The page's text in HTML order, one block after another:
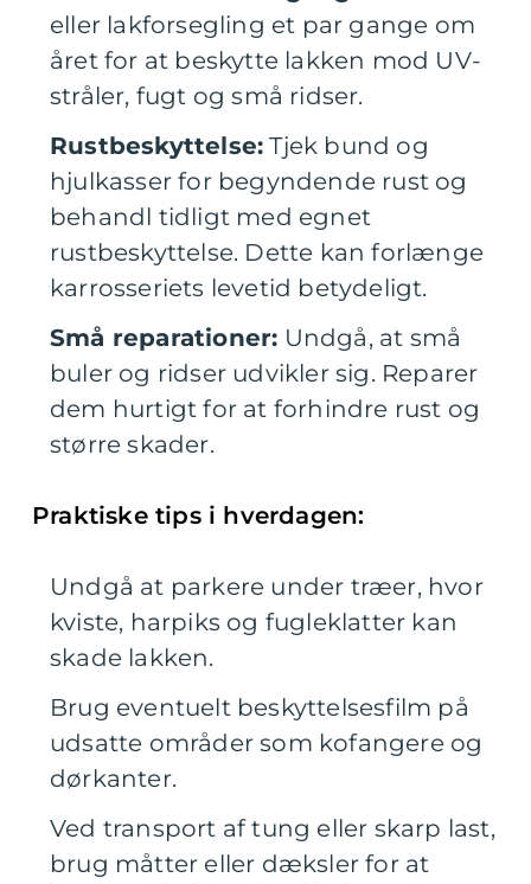
eller lakforsegling et par gange om
året for at beskytte lakken mod UV-
stråler, fugt og små ridser.
Rustbeskyttelse: Tjek bund og
hjulkasser for begyndende rust og
behandl tidligt med egnet
rustbeskyttelse. Dette kan forlænge
karrosseriets levetid betydeligt.
Små reparationer: Undgå, at små
buler og ridser udvikler sig. Reparer
dem hurtigt for at forhindre rust og
større skader.
Praktiske tips i hverdagen:
Undgå at parkere under træer, hvor
kviste, harpiks og fugleklatter kan
skade lakken.
Brug eventuelt beskyttelsesfilm på
udsatte områder som kofangere og
dørkanter.
Ved transport af tung eller skarp last,
brug måtter eller dæksler for at